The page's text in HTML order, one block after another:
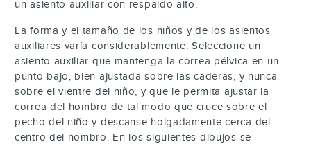
un asiento auxiliar con respaldo alto.
La forma y el tamaño de los niños y de los asientos
auxiliares varía considerablemente. Seleccione un
asiento auxiliar que mantenga la correa pélvica en un
punto bajo, bien ajustada sobre las caderas, y nunca
sobre el vientre del niño, y que le permita ajustar la
correa del hombro de tal modo que cruce sobre el
pecho del niño y descanse holgadamente cerca del
centro del hombro. En los siguientes dibujos se